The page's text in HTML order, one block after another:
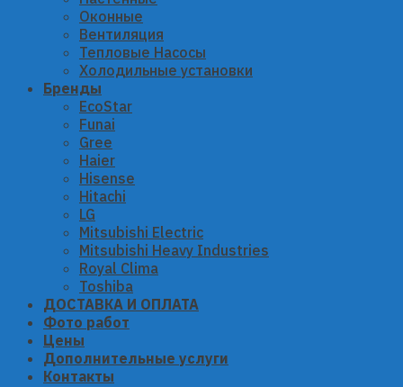
Оконные
Вентиляция
Тепловые Насосы
Холодильные установки
Бренды
EcoStar
Funai
Gree
Haier
Hisense
Hitachi
LG
Mitsubishi Electric
Mitsubishi Heavy Industries
Royal Clima
Toshiba
ДОСТАВКА И ОПЛАТА
Фото работ
Цены
Дополнительные услуги
Контакты